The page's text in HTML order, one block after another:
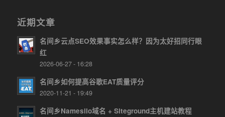
近期文章
名间乡云点SEO效果事实怎么样？因为太好招同行眼
红
2026-06-27 - 16:28
名间乡如何提高谷歌EAT质量评分
2020-11-21 - 19:49
名间乡Namesilo域名 + Siteground主机建站教程